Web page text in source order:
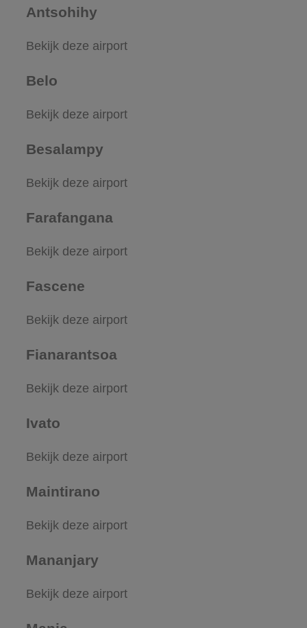
Antsohihy
Bekijk deze airport
Belo
Bekijk deze airport
Besalampy
Bekijk deze airport
Farafangana
Bekijk deze airport
Fascene
Bekijk deze airport
Fianarantsoa
Bekijk deze airport
Ivato
Bekijk deze airport
Maintirano
Bekijk deze airport
Mananjary
Bekijk deze airport